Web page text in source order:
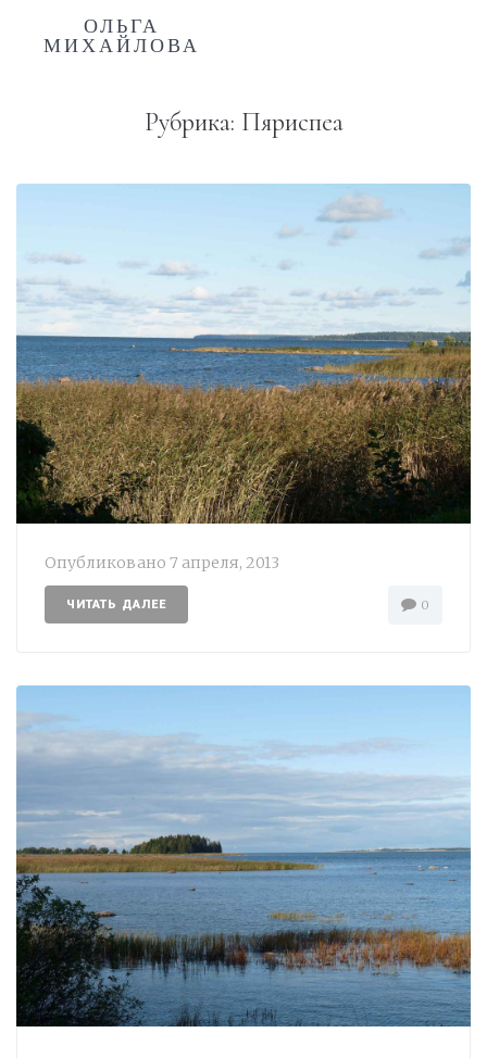
ОЛЬГА
МИХАЙЛОВА
Рубрика: Пяриспеа
Опубликовано 7 апреля, 2013
ЧИТАТЬ ДАЛЕЕ 0